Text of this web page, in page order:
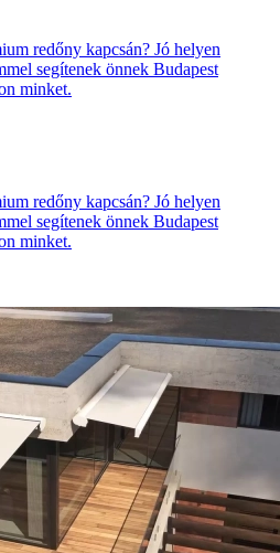
redőny kapcsán? Jó helyen
segítenek önnek Budapest
minket.
redőny kapcsán? Jó helyen
segítenek önnek Budapest
minket.